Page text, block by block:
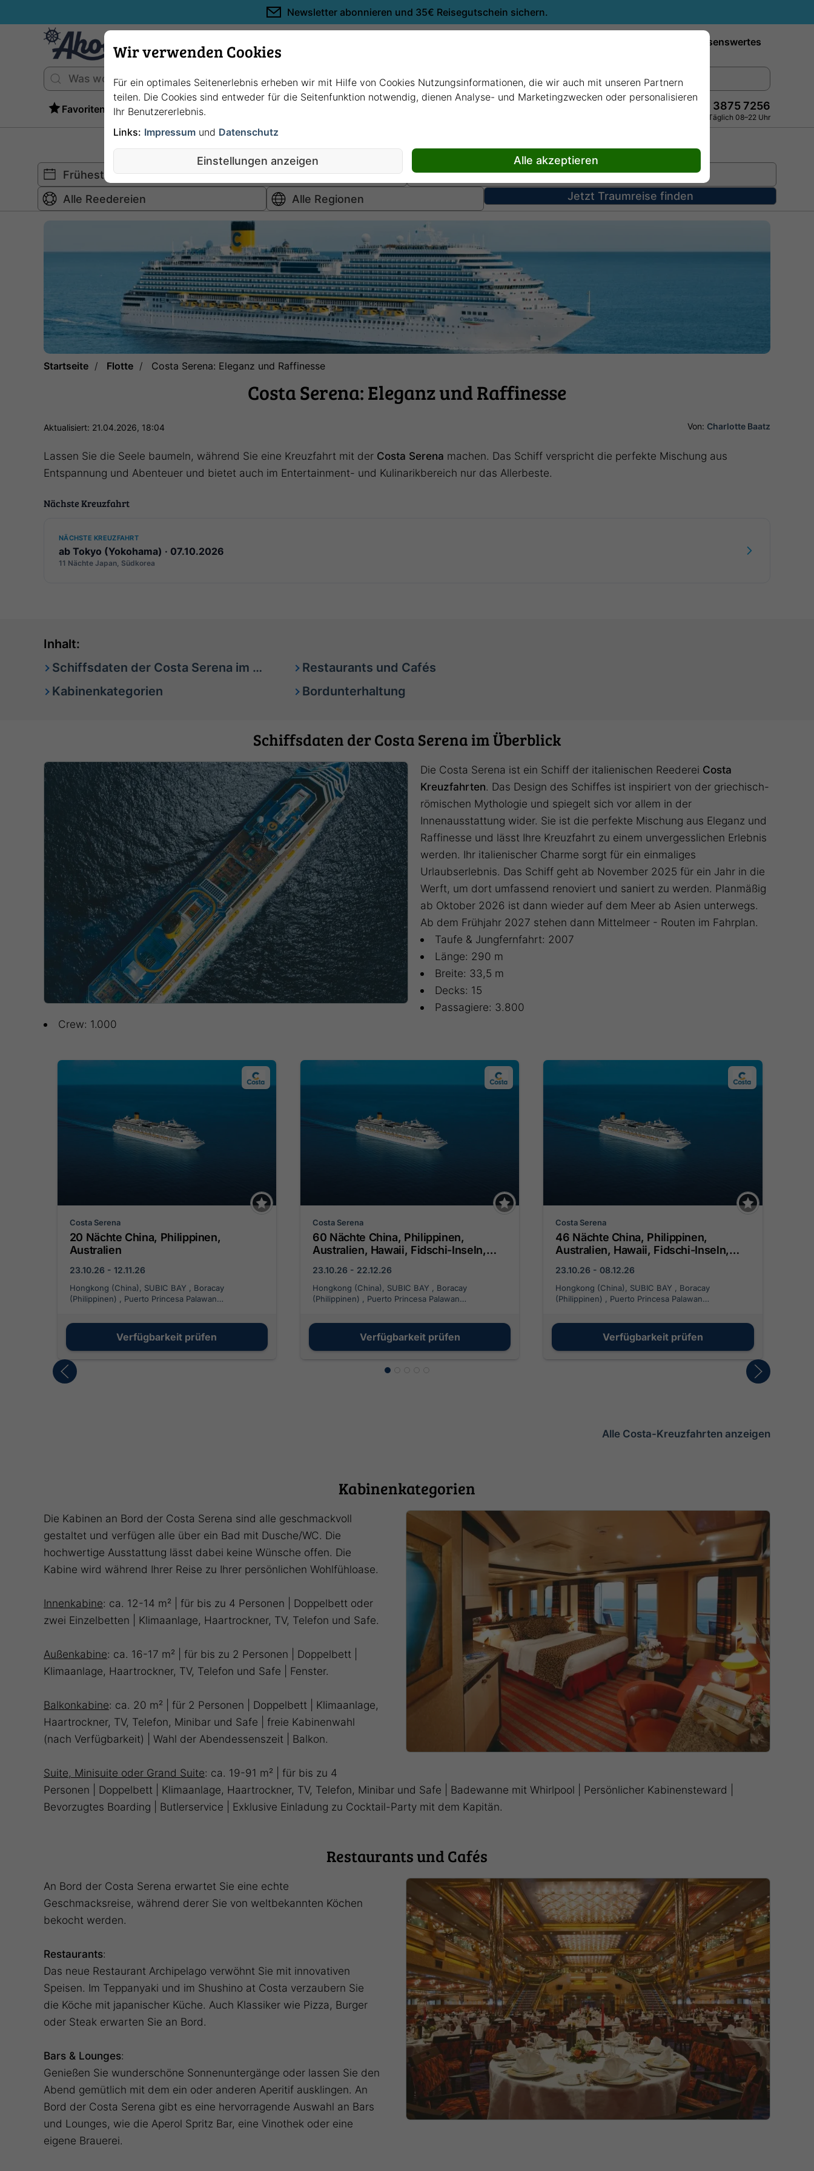
Newsletter abonnieren und 35€ Reisegutschein sichern.
Wissenswertes
Favoriten +49 228 3875 7256
Persönlich · Kostenlos · Täglich 08–22 Uhr
Jetzt Traumreise finden
Startseite Flotte Costa Serena: Eleganz und Raffinesse
Costa Serena: Eleganz und Raffinesse
Von: Charlotte Baatz
Aktualisiert: 21.04.2026, 18:04
Lassen Sie die Seele baumeln, während Sie eine Kreuzfahrt mit der Costa Serena machen. Das Schiff verspricht die perfekte Mischung aus
Entspannung und Abenteuer und bietet auch im Entertainment- und Kulinarikbereich nur das Allerbeste.
Nächste Kreuzfahrt
NÄCHSTE KREUZFAHRT
ab Tokyo (Yokohama) · 07.10.2026
11 Nächte Japan, Südkorea
Inhalt:
Schiffsdaten der Costa Serena im Überblick
Kabinenkategorien
Restaurants und Cafés
Bordunterhaltung
Schiffsdaten der Costa Serena im Überblick
Die Costa Serena ist ein Schiff der italienischen Reederei Costa
Kreuzfahrten. Das Design des Schiffes ist inspiriert von der griechisch-
römischen Mythologie und spiegelt sich vor allem in der
Innenausstattung wider. Sie ist die perfekte Mischung aus Eleganz und
Raffinesse und lässt Ihre Kreuzfahrt zu einem unvergesslichen Erlebnis
werden. Ihr italienischer Charme sorgt für ein einmaliges
Urlaubserlebnis. Das Schiff geht ab November 2025 für ein Jahr in die
Werft, um dort umfassend renoviert und saniert zu werden. Planmäßig
ab Oktober 2026 ist dann wieder auf dem Meer ab Asien unterwegs.
Ab dem Frühjahr 2027 stehen dann Mittelmeer - Routen im Fahrplan.
Taufe & Jungfernfahrt: 2007
Länge: 290 m
Breite: 33,5 m
Decks: 15
Passagiere: 3.800
Crew: 1.000
Costa Serena
20 Nächte China, Philippinen,
Australien
23.10.26 - 12.11.26
Hongkong (China), SUBIC BAY , Boracay
(Philippinen) , Puerto Princesa Palawan
Verfügbarkeit prüfen
Costa Serena
60 Nächte China, Philippinen,
Australien, Hawaii, Fidschi-Inseln,
23.10.26 - 22.12.26
Hongkong (China), SUBIC BAY , Boracay
(Philippinen) , Puerto Princesa Palawan
(Australien), Nouméa, LIFOU , Suva (Fidschi),
Nuhu'Alofa, CIDL East - West (add. 24h) ,
Rarotonga, Papeete (Polynesien), Pitcairn,
Montt (Chile), Puerto Chacabucco, Punta Arenas
Verfügbarkeit prüfen
Costa Serena
46 Nächte China, Philippinen,
Australien, Hawaii, Fidschi-Inseln,
23.10.26 - 08.12.26
Hongkong (China), SUBIC BAY , Boracay
(Philippinen) , Puerto Princesa Palawan
(Australien), Nouméa, LIFOU , Suva (Fidschi),
Nuhu'Alofa, CIDL East - West (add. 24h) ,
Rarotonga, Papeete (Polynesien), Pitcairn,
Verfügbarkeit prüfen
Alle Costa-Kreuzfahrten anzeigen
Kabinenkategorien
Die Kabinen an Bord der Costa Serena sind alle geschmackvoll
gestaltet und verfügen alle über ein Bad mit Dusche/WC. Die
hochwertige Ausstattung lässt dabei keine Wünsche offen. Die
Kabine wird während Ihrer Reise zu Ihrer persönlichen Wohlfühloase.
Innenkabine: ca. 12-14 m² | für bis zu 4 Personen | Doppelbett oder
zwei Einzelbetten | Klimaanlage, Haartrockner, TV, Telefon und Safe.
Außenkabine: ca. 16-17 m² | für bis zu 2 Personen | Doppelbett |
Klimaanlage, Haartrockner, TV, Telefon und Safe | Fenster.
Balkonkabine: ca. 20 m² | für 2 Personen | Doppelbett | Klimaanlage,
Haartrockner, TV, Telefon, Minibar und Safe | freie Kabinenwahl
(nach Verfügbarkeit) | Wahl der Abendessenszeit | Balkon.
Suite, Minisuite oder Grand Suite: ca. 19-91 m² | für bis zu 4
Personen | Doppelbett | Klimaanlage, Haartrockner, TV, Telefon, Minibar und Safe | Badewanne mit Whirlpool | Persönlicher Kabinensteward |
Bevorzugtes Boarding | Butlerservice | Exklusive Einladung zu Cocktail-Party mit dem Kapitän.
Restaurants und Cafés
An Bord der Costa Serena erwartet Sie eine echte
Geschmacksreise, während derer Sie von weltbekannten Köchen
bekocht werden.
Restaurants:
Das neue Restaurant Archipelago verwöhnt Sie mit innovativen
Speisen. Im Teppanyaki und im Shushino at Costa verzaubern Sie
die Köche mit japanischer Küche. Auch Klassiker wie Pizza, Burger
oder Steak erwarten Sie an Bord.
Bars & Lounges:
Genießen Sie wunderschöne Sonnenuntergänge oder lassen Sie den
Abend gemütlich mit dem ein oder anderen Aperitif ausklingen. An
Bord der Costa Serena gibt es eine hervorragende Auswahl an Bars
und Lounges, wie die Aperol Spritz Bar, eine Vinothek oder eine
eigene Brauerei.
Wir verwenden Cookies
Für ein optimales Seitenerlebnis erheben wir mit Hilfe von Cookies Nutzungsinformationen, die wir auch mit unseren Partnern
teilen. Die Cookies sind entweder für die Seitenfunktion notwendig, dienen Analyse- und Marketingzwecken oder personalisieren
Ihr Benutzererlebnis.
Links: Impressum und Datenschutz
Einstellungen anzeigen Alle akzeptieren